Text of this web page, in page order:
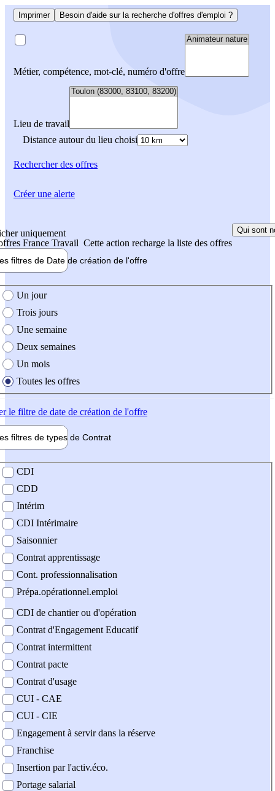
Imprimer Besoin d'aide sur la recherche d'offres d'emploi ?
Métier, compétence, mot-clé, numéro d'offre
Lieu de travail
Distance autour du lieu choisi
Rechercherdes offres
uniquement
France Travail Cette action recharge la liste des offres
Qui sont
filtres de Date de création de l'offre
création de l'offre
Un jour
Trois jours
Une semaine
Deux semaines
Un mois
Toutes les offres
le filtre de date de création de l'offre
filtres de types de Contrat
contrat
CDI
CDD
Intérim
CDI Intérimaire
Saisonnier
Contrat apprentissage
Cont. professionnalisation
Prépa.opérationnel.emploi
CDI de chantier ou d'opération
Contrat d'Engagement Educatif
Contrat intermittent
Contrat pacte
Contrat d'usage
CUI - CAE
CUI - CIE
Engagement à servir dans la réserve
Franchise
Insertion par l'activ.éco.
Portage salarial
Créer une alerte